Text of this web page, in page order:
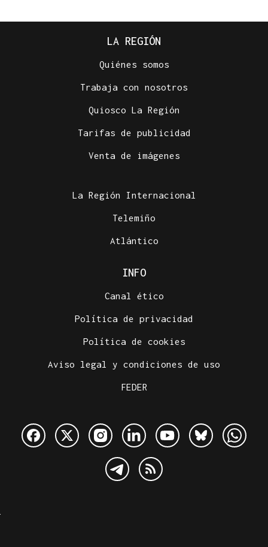
LA REGIÓN
Quiénes somos
Trabaja con nosotros
Quiosco La Región
Tarifas de publicidad
Venta de imágenes
La Región Internacional
Telemiño
Atlántico
INFO
Canal ético
Política de privacidad
Política de cookies
Aviso legal y condiciones de uso
FEDER